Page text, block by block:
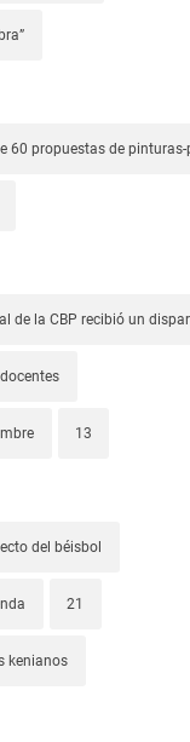
60 propuestas de
de la CBP recibió un
13
del béisbol
21
kenianos